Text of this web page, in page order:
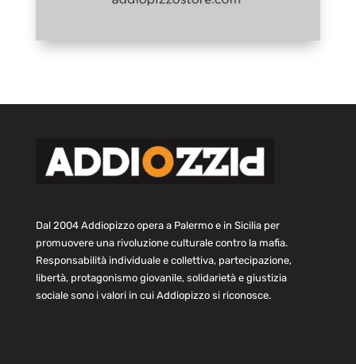
Dal 2004 Addiopizzo opera a Palermo e in Sicilia per
promuovere una rivoluzione culturale contro la mafia.
Responsabilità individuale e collettiva, partecipazione,
libertà, protagonismo giovanile, solidarietà e giustizia
sociale sono i valori in cui Addiopizzo si riconosce.